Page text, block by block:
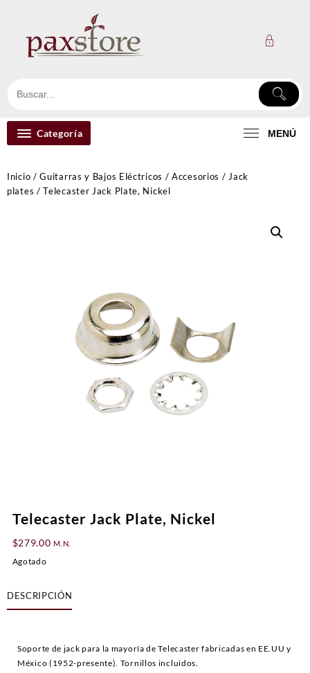
contenido
Categoría MENÚ
Inicio /Guitarras y Bajos Eléctricos /Accesorios /Jack
plates / Telecaster Jack Plate, Nickel
Telecaster Jack Plate, Nickel
$279.00 M.N.
Agotado
DESCRIPCIÓN
Soporte de jack para la mayoría de Telecaster fabricadas en EE.UU y
México (1952-presente). Tornillos incluidos.